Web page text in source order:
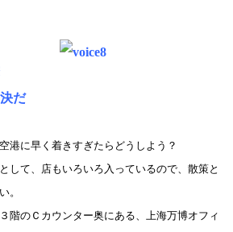
だ
港に早く着きすぎたらどうしよう？
して、店もいろいろ入っているので、散策と
。
階のＣカウンター奥にある、上海万博オフィ